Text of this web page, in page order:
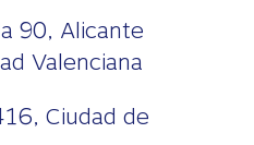
90, Alicante
Valenciana
Ciudad de